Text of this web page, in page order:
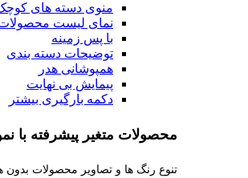
منوی دسته های
نمای لیست
با پس زمینه
توضیحات دسته بندی
همپوشانی هدر
پیمایش بی نهایت
دکمه بارگیری بیشتر
محصولات متغیر پیشرفته با
تنوع رنگ ها و تصاویر محصولات بدون